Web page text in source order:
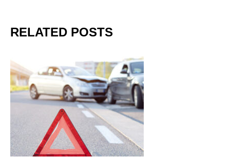
RELATED POSTS